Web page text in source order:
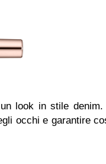
look in stile
occhi e garantire